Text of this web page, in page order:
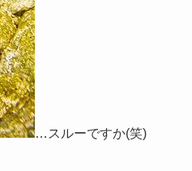
…スルーですか(笑)